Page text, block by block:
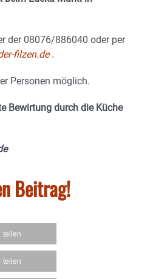
der 08076/886040 oder per
filzen.de .
Personen möglich.
Bewirtung durch die Küche
Beitrag!
teilen
teilen